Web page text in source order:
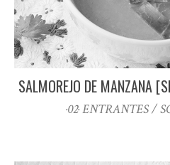
SALMOREJO DE MANZANA
·02· ENTRANTES /